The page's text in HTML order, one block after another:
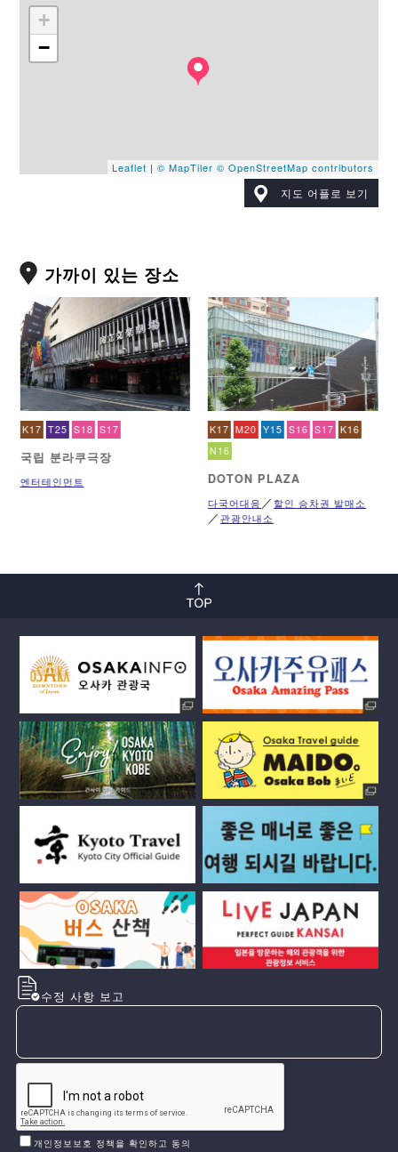
+
−
Leaflet | © MapTiler © OpenStreetMap contributors
지도 어플로 보기
가까이 있는 장소
K17 T25 S18 S17
국립 분라쿠극장
엔터테인먼트
K17 M20 Y15 S16 S17 K16
N16
DOTON PLAZA
다국어대응
할인 승차권 발매소
관광안내소
수정 사항 보고
개인정보보호 정책을 확인하고 동의